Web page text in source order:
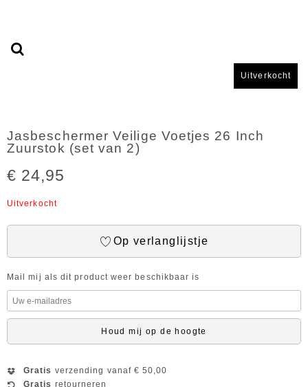
Uitverkocht
Jasbeschermer Veilige Voetjes 26 Inch
Zuurstok (set van 2)
€ 24,95
Uitverkocht
Op verlanglijstje
Mail mij als dit product weer beschikbaar is
Houd mij op de hoogte
Gratis verzending vanaf € 50,00
Gratis retourneren